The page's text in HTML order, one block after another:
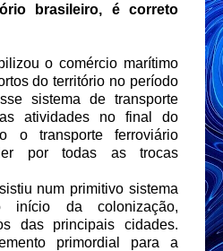
brasileiro, é correto
o comércio marítimo
do território no período
sistema de transporte
atividades no final do
o transporte ferroviário
por todas as trocas
num primitivo sistema
início da colonização,
das principais cidades.
primordial para a